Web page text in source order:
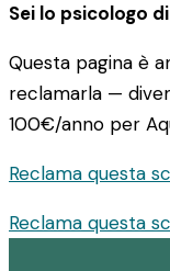
Sei lo psicologo
Questa pagina è
reclamarla —
100€/anno per
Reclama questa
Reclama questa